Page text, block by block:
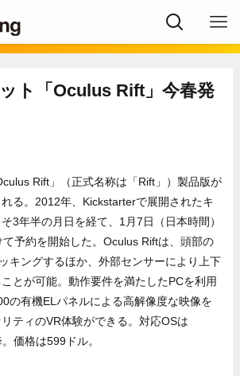
ト「Oculus Rift」今春発
Rift」（正式名称は「Rift」）製品版が
る。2012年、Kickstarterで展開されたキ
3年半の月日を経て、1月7日（日本時間）
予約を開始した。Oculus Riftは、頭部の
キングするほか、外部センサーにより上下
とが可能。動作要件を満たしたPCを利用
の有機ELパネルによる高解像度な映像を
ティのVR体験ができる。対応OSは
価格は599ドル。